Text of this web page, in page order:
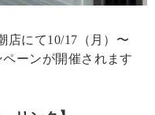
店にて10/17（月）〜
ーンが開催されます